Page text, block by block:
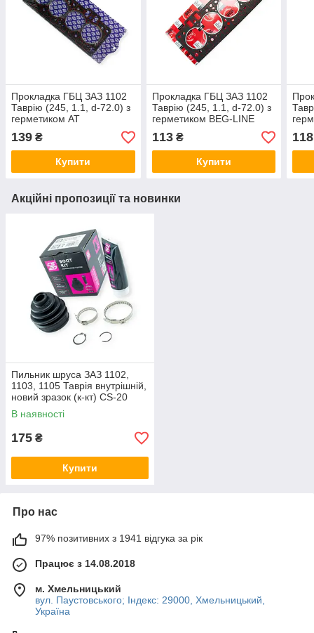
Прокладка ГБЦ ЗАЗ 1102
Таврію (245, 1.1, d-72.0) з
герметиком AT
139 ₴
Купити
Прокладка ГБЦ ЗАЗ 1102
Таврію (245, 1.1, d-72.0) з
герметиком BEG-LINE
113₴
Купити
118
Акційні пропозиції та новинки
Пильник шруса ЗАЗ 1102,
1103, 1105 Таврія внутрішній,
новий зразок (к-кт) CS-20
В наявності
175 ₴
Купити
Про нас
97% позитивних з 1941 відгука за рік
Працює з 14.08.2018
м. Хмельницький
вул. Паустовського; Індекс: 29000, Хмельницький,
Україна